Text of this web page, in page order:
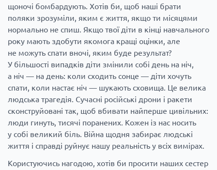
щоночі бомбардують. Хотів би, щоб наші брати
поляки зрозуміли, яким є життя, якщо ти місяцями
нормально не спиш. Якщо твої діти в кінці навчального
року мають здобути якомога кращі оцінки, але
не можуть спати вночі, яким буде результат?
У більшості випадків діти змінили собі день на ніч,
а ніч — на день: коли сходить сонце — діти хочуть
спати, коли настає ніч — шукають сховища. Це велика
людська трагедія. Сучасні російські дрони і ракети
сконструйовані так, щоб вбивати найперше цивільних:
люди гинуть, тисячі поранених. Кожен із нас носить
у собі великий біль. Війна щодня забирає людські
життя і справді руйнує нашу реальність у всіх вимірах.
Користуючись нагодою, хотів би просити наших сестер